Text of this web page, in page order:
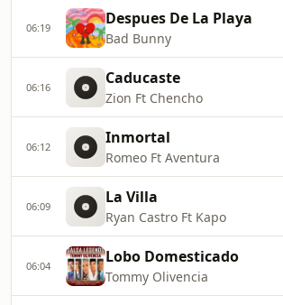
06:19 Despues De La Playa
Bad Bunny
06:16 Caducaste
Zion Ft Chencho
06:12 Inmortal
Romeo Ft Aventura
06:09 La Villa
Ryan Castro Ft Kapo
06:04 Lobo Domesticado
Tommy Olivencia